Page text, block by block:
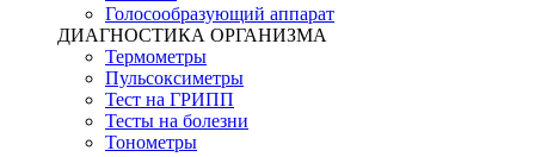
Голосообразующий аппарат
ДИАГНОСТИКА ОРГАНИЗМА
Термометры
Пульсоксиметры
Тест на ГРИПП
Тесты на болезни
Тонометры